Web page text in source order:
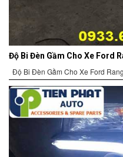
Độ Bi Đèn Gầm Cho Xe Ford
Độ Bi Đèn Gầm Cho Xe Ford